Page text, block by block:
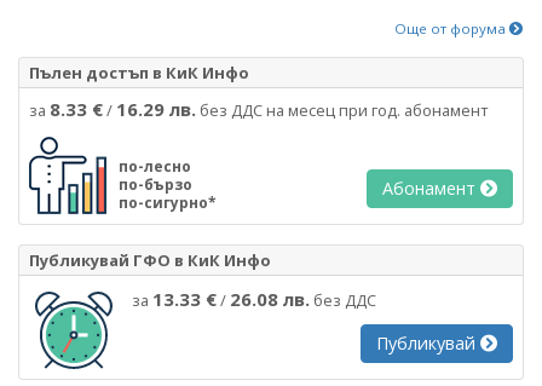
Още от форума
Пълен достъп в КиК Инфо
за 8.33 €/ 16.29 лв. без ДДС на месец при год. абонамент
по-лесно
по-бързо
по-сигурно*
Абонамент
Публикувай ГФО в КиК Инфо
за 13.33 €/ 26.08 лв. без ДДС
Публикувай